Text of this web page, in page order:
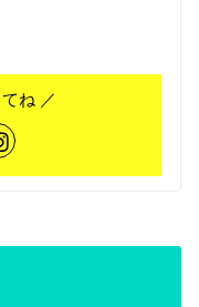
ね ／